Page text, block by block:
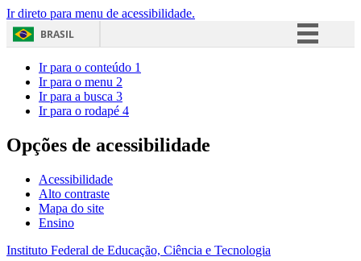
Ir direto para menu de acessibilidade.
BRASIL
Acesso à informação
Ir para o conteúdo 1
Ir para o menu 2
Ir para a busca 3
Ir para o rodapé 4
Opções de acessibilidade
Acessibilidade
Alto contraste
Mapa do site
Ensino
Instituto Federal de Educação, Ciência e Tecnologia